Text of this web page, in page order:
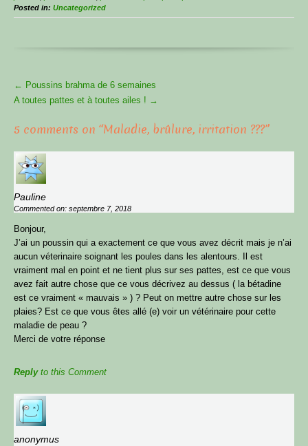
Posted in: Uncategorized
More
Articles
← Poussins brahma de 6 semaines
A toutes pattes et à toutes ailes ! →
5 comments on “Maladie, brûlure, irritation ???”
Pauline
Commented on: septembre 7, 2018
Bonjour,
J’ai un poussin qui a exactement ce que vous avez décrit mais je n’ai
aucun véterinaire soignant les poules dans les alentours. Il est
vraiment mal en point et ne tient plus sur ses pattes, est ce que vous
avez fait autre chose que ce vous décrivez au dessus ( la bétadine
est ce vraiment « mauvais » ) ? Peut on mettre autre chose sur les
plaies? Est ce que vous êtes allé (e) voir un vétérinaire pour cette
maladie de peau ?
Merci de votre réponse
Replyto this Comment
anonymus
Bonjour et bienvenue
sur le Blog OPP !
Reçois gratuitement mon guide
« 3 astuces simples pour avoir des
poules en pleine santé & optimiser
ton poulailler »
Laisse-moi simplement ton prénom et ton email
poules en pleine santé & optimiser ton poulailler »,